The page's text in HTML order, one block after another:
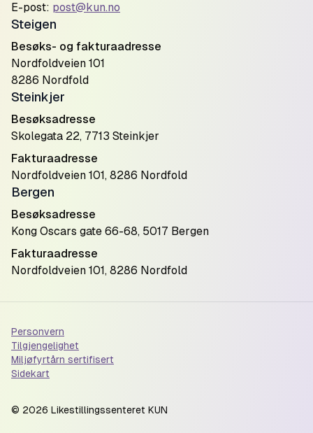
E-post: post@kun.no
Steigen
Besøks- og fakturaadresse
Nordfoldveien 101
8286 Nordfold
Steinkjer
Besøksadresse
Skolegata 22, 7713 Steinkjer
Fakturaadresse
Nordfoldveien 101, 8286 Nordfold
Bergen
Besøksadresse
Kong Oscars gate 66-68, 5017 Bergen
Fakturaadresse
Nordfoldveien 101, 8286 Nordfold
Personvern
Tilgjengelighet
Miljøfyrtårn sertifisert
Sidekart
© 2026 Likestillingssenteret KUN